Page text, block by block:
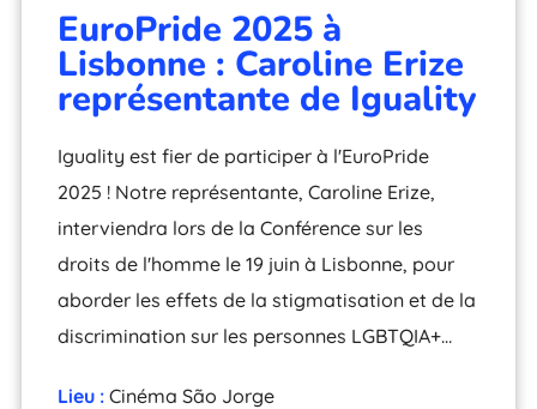
EuroPride 2025 à
Lisbonne : Caroline Erize
représentante de Iguality
Iguality est fier de participer à l'EuroPride
2025 ! Notre représentante, Caroline Erize,
interviendra lors de la Conférence sur les
droits de l'homme le 19 juin à Lisbonne, pour
aborder les effets de la stigmatisation et de la
discrimination sur les personnes LGBTQIA+…
Lieu : Cinéma São Jorge